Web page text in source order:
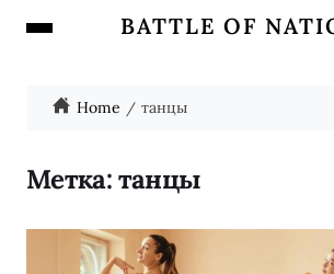
BATTLE OF
Home танцы
Метка:танцы